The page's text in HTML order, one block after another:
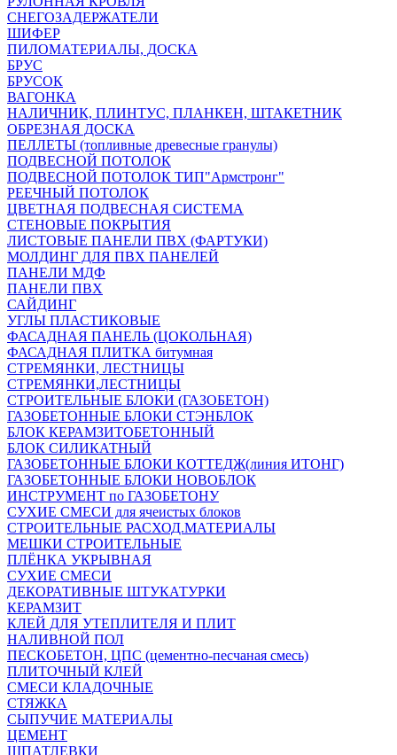
СНЕГОЗАДЕРЖАТЕЛИ
ШИФЕР
ПИЛОМАТЕРИАЛЫ, ДОСКА
БРУС
БРУСОК
ВАГОНКА
НАЛИЧНИК, ПЛИНТУС, ПЛАНКЕН, ШТАКЕТНИК
ОБРЕЗНАЯ ДОСКА
ПЕЛЛЕТЫ (топливные древесные гранулы)
ПОДВЕСНОЙ ПОТОЛОК
ПОДВЕСНОЙ ПОТОЛОК ТИП"Армстронг"
РЕЕЧНЫЙ ПОТОЛОК
ЦВЕТНАЯ ПОДВЕСНАЯ СИСТЕМА
СТЕНОВЫЕ ПОКРЫТИЯ
ЛИСТОВЫЕ ПАНЕЛИ ПВХ (ФАРТУКИ)
МОЛДИНГ ДЛЯ ПВХ ПАНЕЛЕЙ
ПАНЕЛИ МДФ
ПАНЕЛИ ПВХ
САЙДИНГ
УГЛЫ ПЛАСТИКОВЫЕ
ФАСАДНАЯ ПАНЕЛЬ (ЦОКОЛЬНАЯ)
ФАСАДНАЯ ПЛИТКА битумная
СТРЕМЯНКИ, ЛЕСТНИЦЫ
СТРЕМЯНКИ,ЛЕСТНИЦЫ
СТРОИТЕЛЬНЫЕ БЛОКИ (ГАЗОБЕТОН)
ГАЗОБЕТОННЫЕ БЛОКИ СТЭНБЛОК
БЛОК КЕРАМЗИТОБЕТОННЫЙ
БЛОК СИЛИКАТНЫЙ
ГАЗОБЕТОННЫЕ БЛОКИ КОТТЕДЖ(линия ИТОНГ)
ГАЗОБЕТОННЫЕ БЛОКИ НОВОБЛОК
ИНСТРУМЕНТ по ГАЗОБЕТОНУ
СУХИЕ СМЕСИ для ячеистых блоков
СТРОИТЕЛЬНЫЕ РАСХОД.МАТЕРИАЛЫ
МЕШКИ СТРОИТЕЛЬНЫЕ
ПЛЁНКА УКРЫВНАЯ
СУХИЕ СМЕСИ
ДЕКОРАТИВНЫЕ ШТУКАТУРКИ
КЕРАМЗИТ
КЛЕЙ ДЛЯ УТЕПЛИТЕЛЯ И ПЛИТ
НАЛИВНОЙ ПОЛ
ПЕСКОБЕТОН, ЦПС (цементно-песчаная смесь)
ПЛИТОЧНЫЙ КЛЕЙ
СМЕСИ КЛАДОЧНЫЕ
СТЯЖКА
СЫПУЧИЕ МАТЕРИАЛЫ
ЦЕМЕНТ
ШПАТЛЕВКИ